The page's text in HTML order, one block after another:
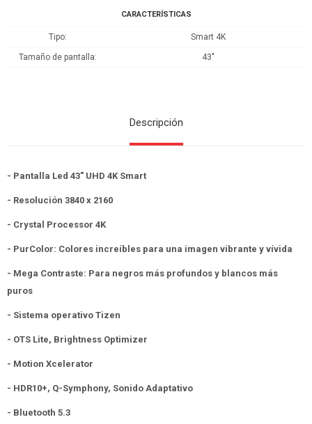
CARACTERÍSTICAS
Tipo Smart 4K
Tamaño de pantalla 43"
Descripción
- Pantalla Led 43" UHD 4K Smart
- Resolución 3840 x 2160
- Crystal Processor 4K
- PurColor: Colores increíbles para una imagen vibrante y vívida
- Mega Contraste: Para negros más profundos y blancos más
puros
- Sistema operativo Tizen
- OTS Lite, Brightness Optimizer
- Motion Xcelerator
- HDR10+, Q-Symphony, Sonido Adaptativo
- Bluetooth 5.3